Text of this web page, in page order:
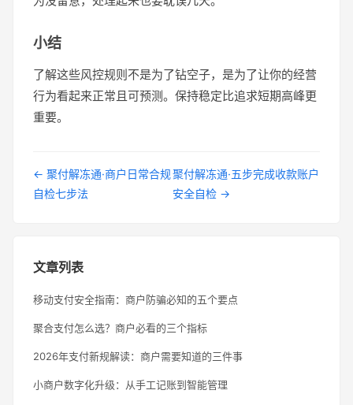
小结
了解这些风控规则不是为了钻空子，是为了让你的经营
行为看起来正常且可预测。保持稳定比追求短期高峰更
重要。
← 聚付解冻通·商户日常合规
自检七步法
聚付解冻通·五步完成收款账户
安全自检 →
文章列表
移动支付安全指南：商户防骗必知的五个要点
聚合支付怎么选？商户必看的三个指标
2026年支付新规解读：商户需要知道的三件事
小商户数字化升级：从手工记账到智能管理